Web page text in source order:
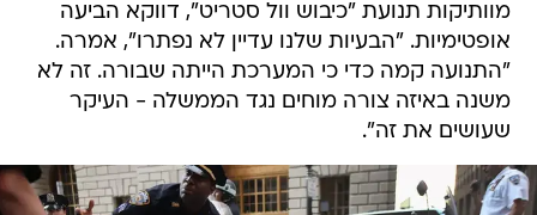
מוותיקות תנועת "כיבוש וול סטריט", דווקא הביעה
אופטימיות. "הבעיות שלנו עדיין לא נפתרו", אמרה.
"התנועה קמה כדי כי המערכת הייתה שבורה. זה לא
משנה באיזה צורה מוחים נגד הממשלה - העיקר
שעושים את זה".